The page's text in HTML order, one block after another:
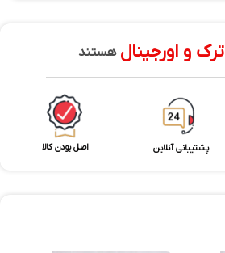
ترک و اورجینال هستند
پشتیبانی آنلاین اصل بودن کالا